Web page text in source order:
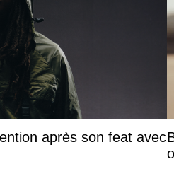
après son feat avec